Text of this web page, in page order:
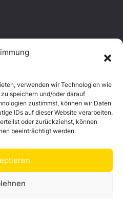
verwenden wir Technologien wie
speichern und/oder darauf
zustimmst, können wir Daten
IDs auf dieser Website verarbeiten.
oder zurückziehst, können
beeinträchtigt werden.